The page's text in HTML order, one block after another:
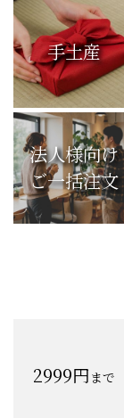
手土産
法人様向け
ご一括注文
2999円まで